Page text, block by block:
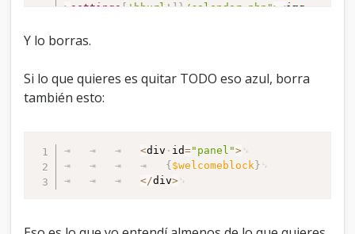
> settings [ 'bburl' ] } /calendar.php"> <img
{$theme
<li><a href=" {$mybb
>settings
"" > { >
</ul >
/ div
Y lo borras.
Si lo que quieres es quitar TODO eso azul, borra
también esto:
<div id="panel">
{$welcomeblock}
</div>